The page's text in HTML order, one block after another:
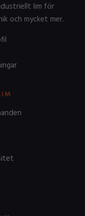
lim för
och mycket mer.